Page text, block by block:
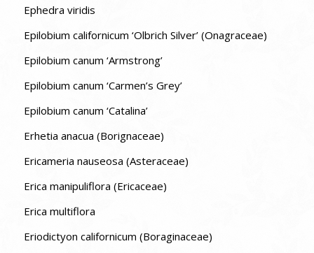
Ephedra viridis
Epilobium californicum ‘Olbrich Silver’ (Onagraceae)
Epilobium canum ‘Armstrong’
Epilobium canum ‘Carmen’s Grey’
Epilobium canum ‘Catalina’
Erhetia anacua (Borignaceae)
Ericameria nauseosa (Asteraceae)
Erica manipuliflora (Ericaceae)
Erica multiflora
Eriodictyon californicum (Boraginaceae)